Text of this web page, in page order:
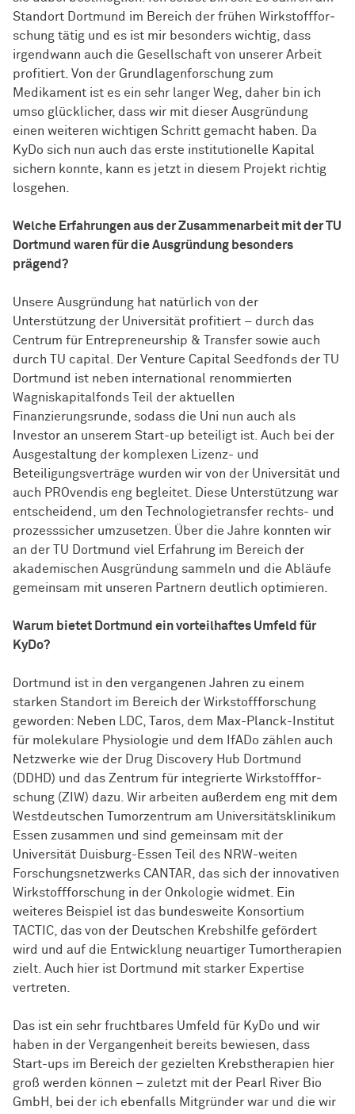
Standort Dortmund im Bereich der frühen Wirk­stoff­for­
schung tätig und es ist mir besonders wichtig, dass
irgendwann auch die Gesellschaft von unserer Arbeit
profitiert. Von der Grundlagenforschung zum
Medikament ist es ein sehr langer Weg, daher bin ich
umso glücklicher, dass wir mit dieser Ausgründung
einen weiteren wich­ti­gen Schritt gemacht haben. Da
KyDo sich nun auch das erste institutionelle Kapital
sichern konnte, kann es jetzt in diesem Projekt richtig
losgehen.
Welche Erfahrungen aus der Zusammenarbeit mit der TU
Dortmund waren für die Ausgründung besonders
prägend?
Unsere Ausgründung hat natürlich von der
Unterstützung der Universität profitiert – durch das
Centrum für Entrepreneurship & Transfer sowie auch
durch TU capital. Der Venture Capital Seedfonds der TU
Dortmund ist neben international renommierten
Wagniskapitalfonds Teil der aktuellen
Finanzierungsrunde, sodass die Uni nun auch als
Investor an unserem Start-up beteiligt ist. Auch bei der
Ausgestaltung der komplexen Lizenz- und
Beteiligungsverträge wurden wir von der Universität und
auch PROvendis eng begleitet. Diese Unterstützung war
ent­schei­dend
, um den Technologietransfer rechts- und
prozesssicher umzusetzen. Über die Jahre konnten wir
an der TU Dortmund viel Erfahrung im Bereich der
akademischen Ausgründung sammeln und die Abläufe
gemeinsam mit unseren Partnern deutlich optimieren.
Warum bietet Dortmund ein vorteilhaftes Umfeld für
KyDo?
Dortmund ist in den vergangenen Jahren zu einem
starken Standort im Bereich der Wirk­stoff­for­schung
geworden: Neben LDC, Taros, dem Max-Planck-Institut
für molekulare Physiologie und dem IfADo zählen auch
Netzwerke wie der Drug Discovery Hub Dortmund
(DDHD) und das Zentrum für integrierte Wirk­stoff­for­
schung (ZIW) dazu. Wir arbeiten außerdem eng mit dem
Westdeutschen Tumorzentrum am Universitätsklinikum
Essen zusammen und sind gemeinsam mit der
Universität Duisburg-Essen Teil des NRW-weiten
Forschungsnetzwerks CANTAR, das sich der innovativen
Wirk­stoff­for­schung in der Onkologie widmet. Ein
weiteres Beispiel ist das bundesweite Konsortium
TACTIC, das von der Deutschen Krebshilfe gefördert
wird und auf die Ent­wick­lung neuartiger Tumortherapien
zielt. Auch hier ist Dortmund mit starker Expertise
vertreten.
Das ist ein sehr fruchtbares Umfeld für KyDo und wir
haben in der Vergangenheit bereits bewiesen, dass
Start-ups im Bereich der gezielten Krebstherapien hier
groß werden können – zuletzt mit der Pearl River Bio
GmbH, bei der ich ebenfalls Mitgründer war und die wir